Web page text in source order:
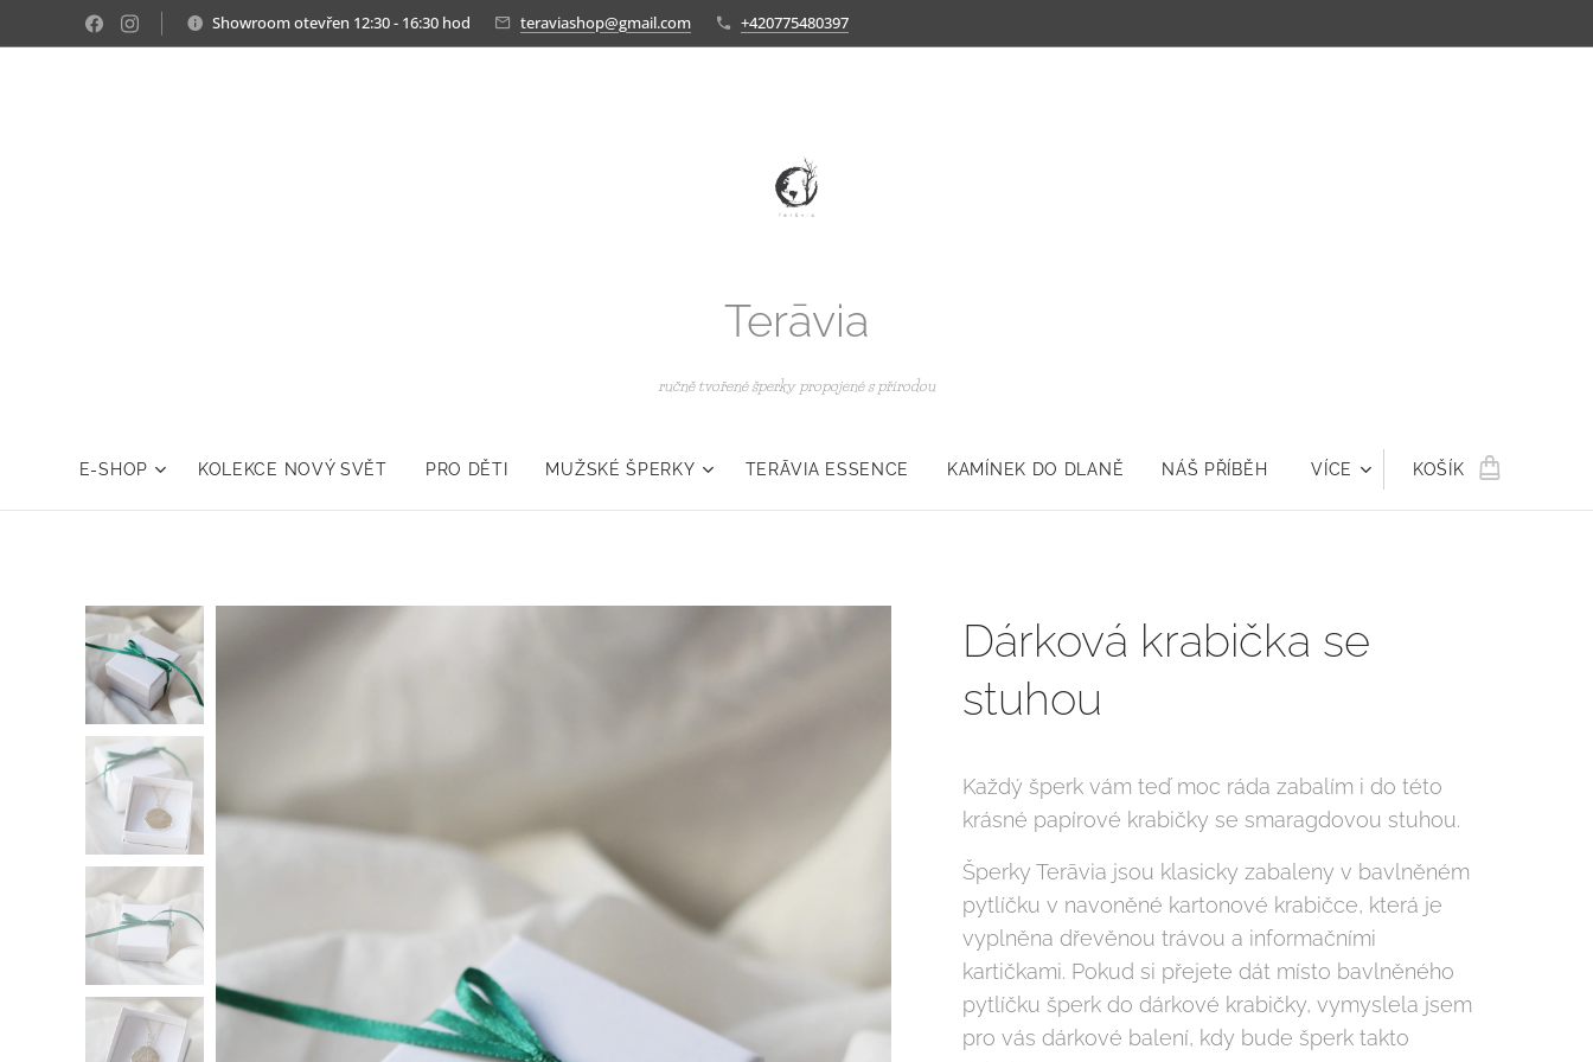
Showroom otevřen 12:30 - 16:30 hod teraviashop@gmail.com +420775480397
Terāvia
ručně tvořené šperky propojené s přírodou
E-SHOP KOLEKCE NOVÝ SVĚT PRO DĚTI MUŽSKÉ ŠPERKY TERĀVIA ESSENCE KAMÍNEK DO DLANĚ NÁŠ PŘÍBĚH VÍCE KOŠÍK
Dárková krabička se
stuhou
Každý šperk vám teď moc ráda zabalím i do této
krásné papírové krabičky se smaragdovou stuhou.
Šperky Terāvia jsou klasicky zabaleny v bavlněném
pytlíčku v navoněné kartonové krabičce, která je
vyplněna dřevěnou trávou a informačními
kartičkami. Pokud si přejete dát místo bavlněného
pytlíčku šperk do dárkové krabičky, vymyslela jsem
pro vás dárkové balení, kdy bude šperk takto